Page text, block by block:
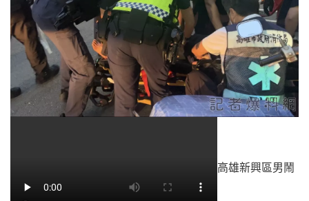
高雄新興區男鬧